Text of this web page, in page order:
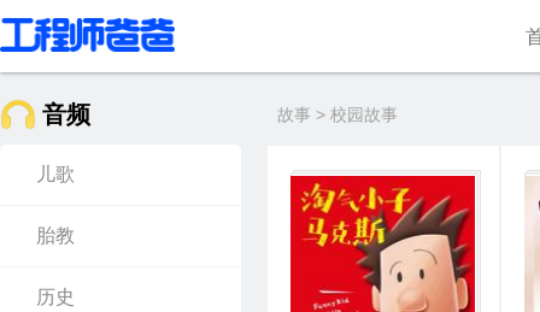
音频 故事 > 校园故事
儿歌
胎教
历史